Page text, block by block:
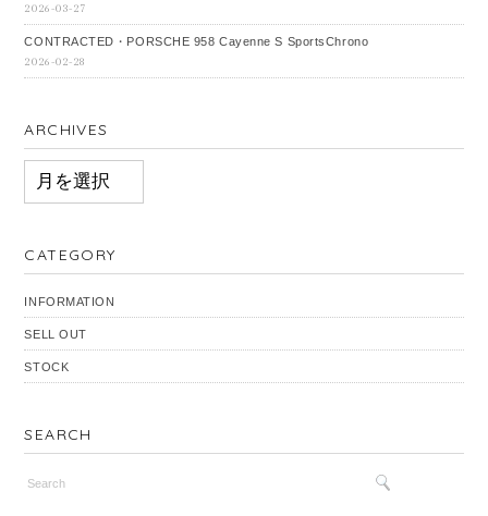
2026-03-27
CONTRACTED・PORSCHE 958 Cayenne S SportsChrono
2026-02-28
ARCHIVES
ARCHIVES
CATEGORY
INFORMATION
SELL OUT
STOCK
SEARCH